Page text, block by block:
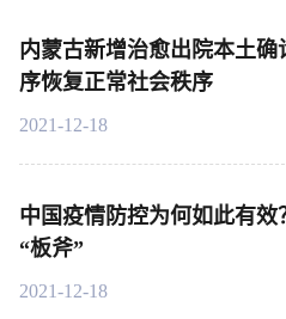
内蒙古新增治愈出院本土
序恢复正常社会秩序
2021-12-18
中国疫情防控为何如此有
“板斧”
2021-12-18